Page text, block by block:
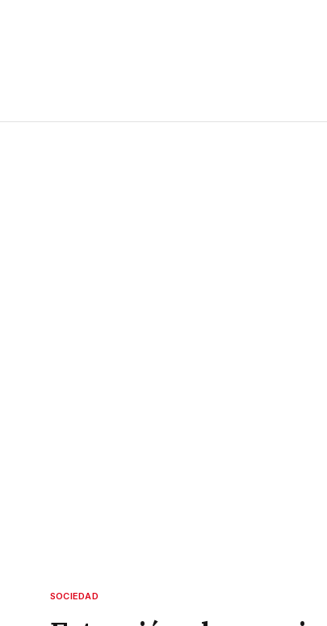
SOCIEDAD